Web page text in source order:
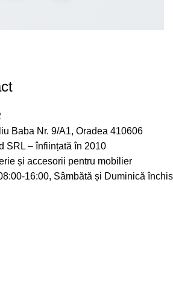
Baba Nr. 9/A1, Oradea 410606
SRL – înființată în 2010
și accesorii pentru mobilier
16:00, Sâmbătă și Duminică închis